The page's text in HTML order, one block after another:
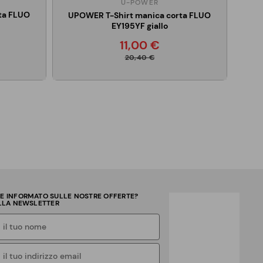
FLUO
U-POWER
UPOWER T-Shirt manica corta FLUO
EY195YF giallo
11,00 €
20,40 €
INFORMATO SULLE NOSTRE OFFERTE?
NEWSLETTER